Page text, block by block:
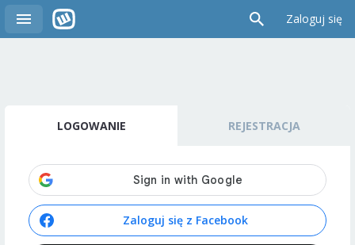
Zaloguj się
LOGOWANIE REJESTRACJA
Zaloguj się z Facebook